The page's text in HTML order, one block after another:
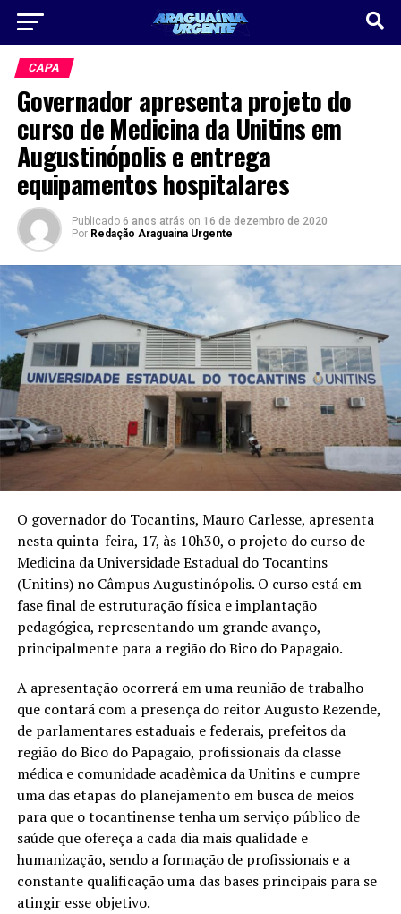
CAPA
Governador apresenta projeto do
curso de Medicina da Unitins em
Augustinópolis e entrega
equipamentos hospitalares
Publicado 6 anos atrás on 16 de dezembro de 2020
Por Redação Araguaina Urgente
O governador do Tocantins, Mauro Carlesse, apresenta
nesta quinta-feira, 17, às 10h30, o projeto do curso de
Medicina da Universidade Estadual do Tocantins
(Unitins) no Câmpus Augustinópolis. O curso está em
fase final de estruturação física e implantação
pedagógica, representando um grande avanço,
principalmente para a região do Bico do Papagaio.
A apresentação ocorrerá em uma reunião de trabalho
que contará com a presença do reitor Augusto Rezende,
de parlamentares estaduais e federais, prefeitos da
região do Bico do Papagaio, profissionais da classe
médica e comunidade acadêmica da Unitins e cumpre
uma das etapas do planejamento em busca de meios
para que o tocantinense tenha um serviço público de
saúde que ofereça a cada dia mais qualidade e
humanização, sendo a formação de profissionais e a
constante qualificação uma das bases principais para se
atingir esse objetivo.